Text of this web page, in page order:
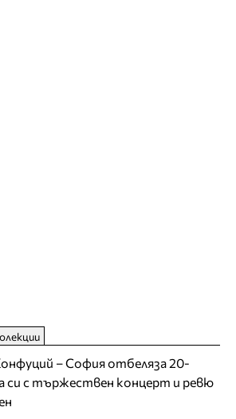
– София отбеляза 20-
си с тържествен концерт и ревю